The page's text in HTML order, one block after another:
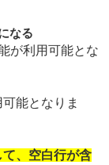
なる
能となりま
、空白行が含